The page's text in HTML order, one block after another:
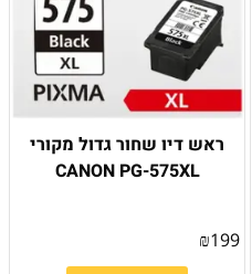
ראש דיו שחור גדול מקורי
CANON PG-575XL
₪199